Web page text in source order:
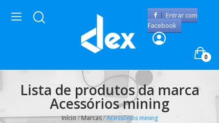
Entrar com
Facebook
0
Lista de produtos da marca
Acessórios mining
Início Marcas Acessórios mining